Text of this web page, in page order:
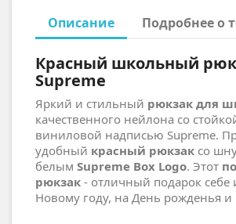
Описание Подробнее о
Красный школьный
Supreme
Яркий и стильный рюкзак для
качественного нейлона со
виниловой надписью Supreme.
удобный красный рюкзак со
белым Supreme Box Logo. Этот
рюкзак - отличный подарок
Новому году, на День рожденья и